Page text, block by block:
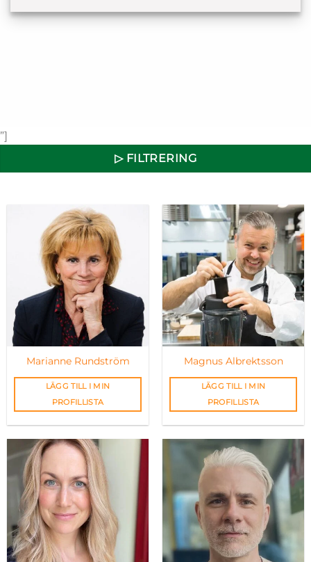
”]
▷ FILTRERING
Marianne Rundström
LÄGG TILL I MIN
PROFILLISTA
Magnus Albrektsson
LÄGG TILL I MIN
PROFILLISTA